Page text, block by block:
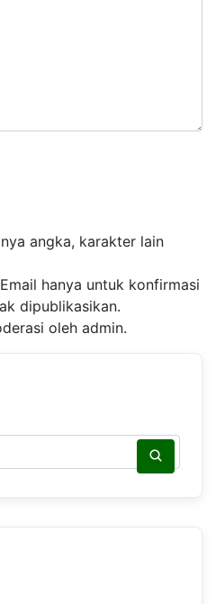
angka, karakter lain
hanya untuk konfirmasi
dipublikasikan.
oleh admin.